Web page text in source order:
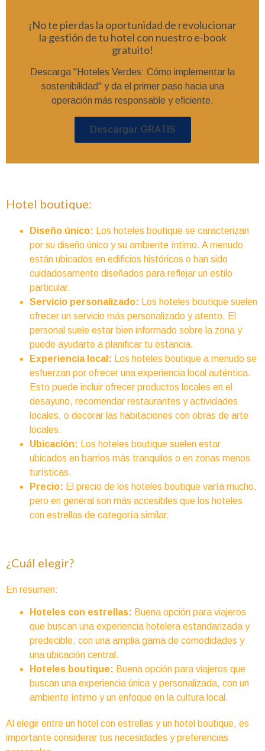
¡No te pierdas la oportunidad de revolucionar
la gestión de tu hotel con nuestro e-book
gratuito!
Descarga "Hoteles Verdes: Cómo implementar la
sostenibilidad" y da el primer paso hacia una
operación más responsable y eficiente.
Descargar GRATIS
Hotel boutique:
Diseño único: Los hoteles boutique se caracterizan
por su diseño único y su ambiente íntimo. A menudo
están ubicados en edificios históricos o han sido
cuidadosamente diseñados para reflejar un estilo
particular.
Servicio personalizado: Los hoteles boutique suelen
ofrecer un servicio más personalizado y atento. El
personal suele estar bien informado sobre la zona y
puede ayudarte a planificar tu estancia.
Experiencia local: Los hoteles boutique a menudo se
esfuerzan por ofrecer una experiencia local auténtica.
Esto puede incluir ofrecer productos locales en el
desayuno, recomendar restaurantes y actividades
locales, o decorar las habitaciones con obras de arte
locales.
Ubicación: Los hoteles boutique suelen estar
ubicados en barrios más tranquilos o en zonas menos
turísticas.
Precio: El precio de los hoteles boutique varía mucho,
pero en general son más accesibles que los hoteles
con estrellas de categoría similar.
¿Cuál elegir?
En resumen:
Hoteles con estrellas: Buena opción para viajeros
que buscan una experiencia hotelera estandarizada y
predecible, con una amplia gama de comodidades y
una ubicación central.
Hoteles boutique: Buena opción para viajeros que
buscan una experiencia única y personalizada, con un
ambiente íntimo y un enfoque en la cultura local.
Al elegir entre un hotel con estrellas y un hotel boutique, es
importante considerar tus necesidades y preferencias